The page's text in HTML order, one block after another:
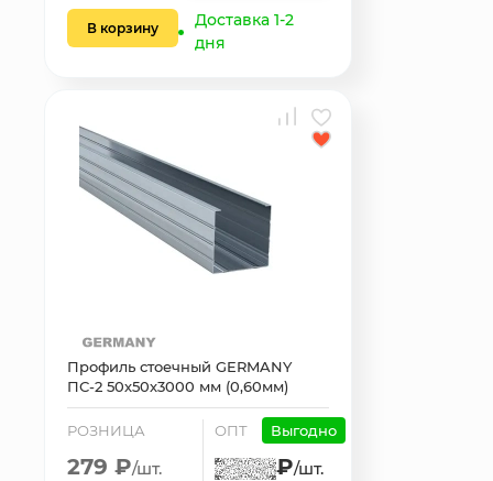
В корзину
Доставка 1-2
дня
Профиль стоечный GERMANY
ПС-2 50х50х3000 мм (0,60мм)
РОЗНИЦА
279 ₽/шт.
ОПТ Выгодно
₽/шт.